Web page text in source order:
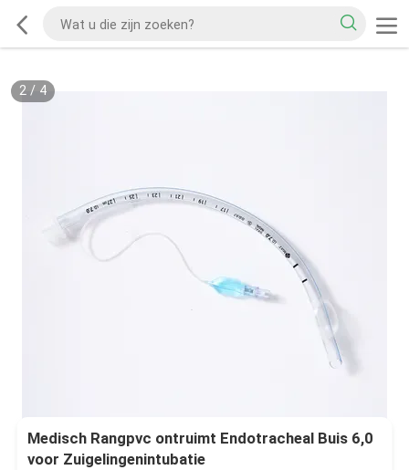
2/ 4
Medisch Rangpvc ontruimt Endotracheal Buis 6,0
voor Zuigelingenintubatie